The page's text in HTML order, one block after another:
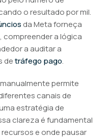
o resultado por mil.
da Meta forneça
a lógica
a auditar a
detráfego pago.
permite
canais de
estratégia de
clareza é fundamental
e onde pausar